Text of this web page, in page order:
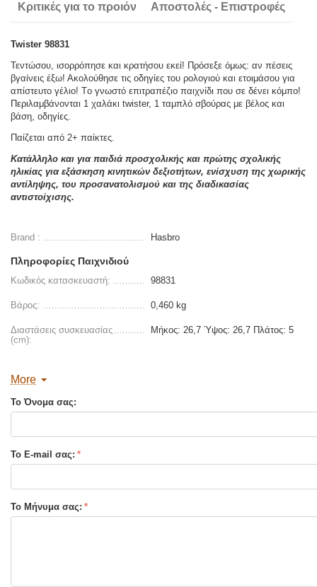
Κριτικές για το προιόν Αποστολές - Επιστροφές
Twister 98831
Τεντώσου, ισορρόπησε και κρατήσου εκεί! Πρόσεξε όμως: αν πέσεις
βγαίνεις έξω! Ακολούθησε τις οδηγίες του ρολογιού και ετοιμάσου για
απίστευτο γέλιο! Tο γνωστό επιτραπέζιο παιχνίδι που σε δένει κόμπο!
Περιλαμβάνονται 1 χαλάκι twister, 1 ταμπλό σβούρας με βέλος και
βάση, οδηγίες.
Παίζεται από 2+ παίκτες.
Κατάλληλο και για παιδιά προσχολικής και πρώτης σχολικής
ηλικίας για εξάσκηση κινητικών δεξιοτήτων, ενίσχυση της χωρικής
αντίληψης, του προσανατολισμού και της διαδικασίας
αντιστοίχισης.
Brand : Hasbro
Πληροφορίες Παιχνιδιού
Κωδικός κατασκευαστή: 98831
Βάρος: 0,460 kg
Διαστάσεις συσκευασίας
(cm):
Μήκος: 26,7 Ύψος: 26,7 Πλάτος: 5
More
Το Όνομα σας:
Το E-mail σας:
Το Μήνυμα σας: